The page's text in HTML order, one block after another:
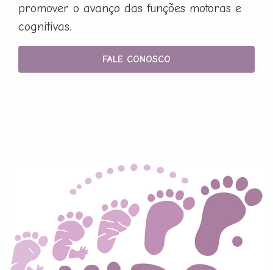
promover o avanço das funções motoras e
cognitivas.
FALE CONOSCO